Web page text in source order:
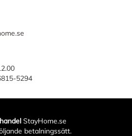
5294
StayHome.se
betalningssätt.